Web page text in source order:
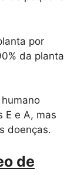
por
da planta
E e A, mas
doenças.
de